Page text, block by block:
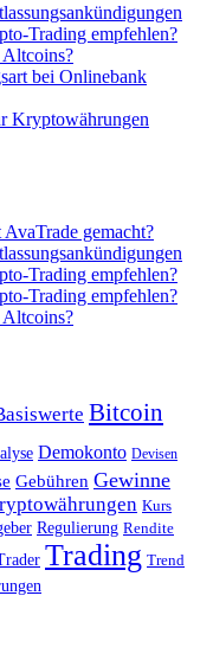
Trading empfehlen?
bei Onlinebank
Kryptowährungen
gemacht?
Trading empfehlen?
Trading empfehlen?
Bitcoin
Demokonto Devisen
Gebühren Gewinne
Kurs
Regulierung Rendite
Trading Trend